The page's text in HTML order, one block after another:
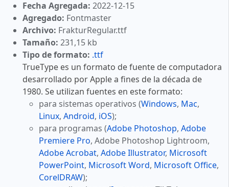
Fecha Agregada: 2022-12-15
Agregado: Fontmaster
Archivo: FrakturRegular.ttf
Tamaño: 231,15 kb
Tipo de formato: .ttf
TrueType es un formato de fuente de computadora
desarrollado por Apple a fines de la década de
1980. Se utilizan fuentes en este formato:
para sistemas operativos (Windows, Mac,
Linux, Android, iOS);
para programas (Adobe Photoshop, Adobe
Premiere Pro, Adobe Photoshop Lightroom,
Adobe Acrobat, Adobe Illustrator, Microsoft
PowerPoint, Microsoft Word, Microsoft Office,
CorelDRAW);